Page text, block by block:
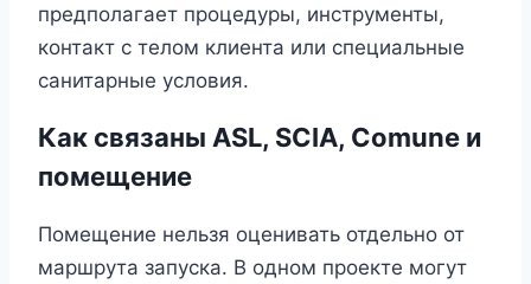
предполагает процедуры, инструменты,
контакт с телом клиента или специальные
санитарные условия.
Как связаны ASL, SCIA, Comune и
помещение
Помещение нельзя оценивать отдельно от
маршрута запуска. В одном проекте могут